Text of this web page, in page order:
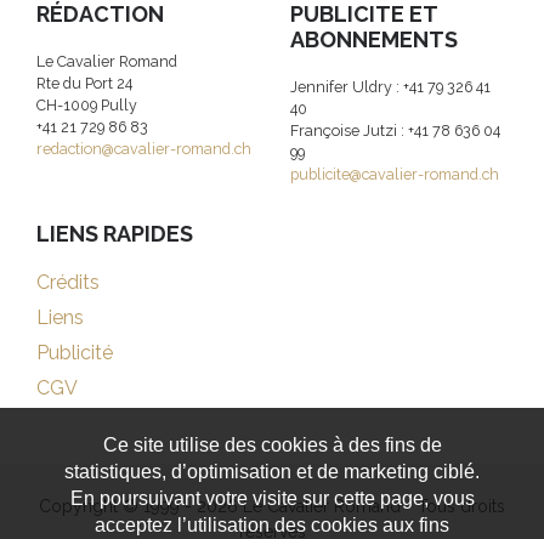
RÉDACTION
Le Cavalier Romand
Rte du Port 24
CH-1009 Pully
+41 21 729 86 83
redaction@cavalier-romand.ch
PUBLICITE ET
ABONNEMENTS
Jennifer Uldry : +41 79 326 41
40
Françoise Jutzi : +41 78 636 04
99
publicite@cavalier-romand.ch
LIENS RAPIDES
Crédits
Liens
Publicité
CGV
Copyright © 1999 - 2026 Le Cavalier Romand - Tous droits
réservés
Ce site utilise des cookies à des fins de
statistiques, d’optimisation et de marketing ciblé.
En poursuivant votre visite sur cette page, vous
acceptez l’utilisation des cookies aux fins